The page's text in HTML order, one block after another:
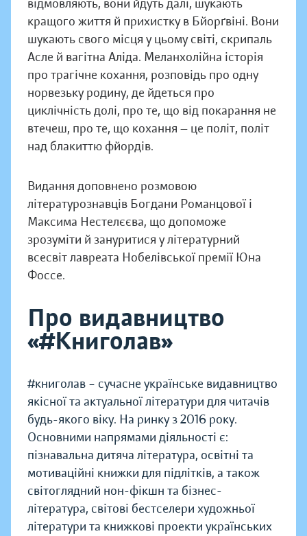
відмовляють, вони йдуть далі, шукають
кращого життя й прихистку в Бйорґвіні. Вони
шукають свого місця у цьому світі, скрипаль
Асле й вагітна Аліда. Меланхолійна історія
про трагічне кохання, розповідь про одну
норвезьку родину, де йдеться про
циклічність долі, про те, що від покарання не
втечеш, про те, що кохання — це політ, політ
над блакиттю фйордів.
Видання доповнено розмовою
літературознавців Богдани Романцової і
Максима Нестелєєва, що допоможе
зрозуміти й зануритися у літературний
всесвіт лавреата Нобелівської премії Юна
Фоссе.
Про видавництво
«#Книголав»
#книголав – сучасне українське видавництво
якісної та актуальної літератури для читачів
будь-якого віку. На ринку з 2016 року.
Основними напрямами діяльності є:
пізнавальна дитяча література, освітні та
мотиваційні книжки для підлітків, а також
світоглядний нон-фікшн та бізнес-
література, світові бестселери художньої
літератури та книжкові проекти українських